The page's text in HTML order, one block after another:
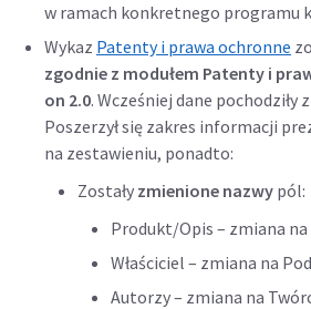
w ramach konkretnego programu
Wykaz Patenty i prawa ochronne
zgodnie z modułem Patenty i
on 2.0. Wcześniej dane pochodziły
Poszerzył się zakres informacji
na zestawieniu, ponadto:
Zostały zmienione nazwy pól:
Produkt/Opis – zmiana
Właściciel – zmiana na
Autorzy – zmiana na